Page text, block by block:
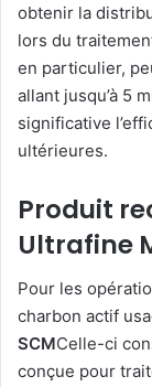
obtenir la
lors du
en particulier,
allant jusqu’à 5
significative
ultérieures.
Produit
Ultrafine
Pour les
charbon actif
SCMCelle-ci
conçue pour